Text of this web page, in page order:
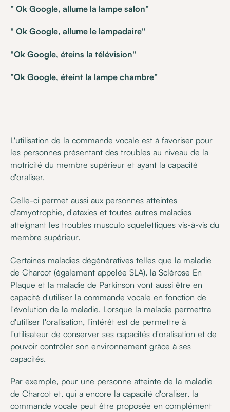
" Ok Google, allume la lampe salon"
" Ok Google, allume le lampadaire"
"Ok Google, éteins la télévision"
"Ok Google, éteint la lampe chambre"
L'utilisation de la commande vocale est à favoriser pour
les personnes présentant des troubles au niveau de la
motricité du membre supérieur et ayant la capacité
d'oraliser.
Celle-ci permet aussi aux personnes atteintes
d'amyotrophie, d'ataxies et toutes autres maladies
atteignant les troubles musculo squelettiques vis-à-vis du
membre supérieur.
Certaines maladies dégénératives telles que la maladie
de Charcot (également appelée SLA), la Sclérose En
Plaque et la maladie de Parkinson vont aussi être en
capacité d'utiliser la commande vocale en fonction de
l'évolution de la maladie. Lorsque la maladie permettra
d'utiliser l'oralisation, l'intérêt est de permettre à
l'utilisateur de conserver ses capacités d'oralisation et de
pouvoir contrôler son environnement grâce à ses
capacités.
Par exemple, pour une personne atteinte de la maladie
de Charcot et, qui a encore la capacité d'oraliser, la
commande vocale peut être proposée en complément